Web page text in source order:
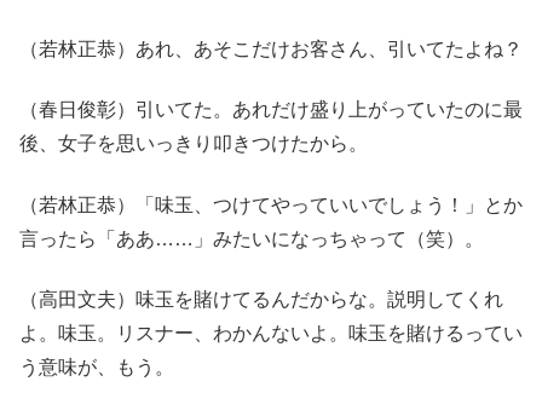
（若林正恭）あれ、あそこだけお客さん、引いてたよね？
（春日俊彰）引いてた。あれだけ盛り上がっていたのに最
後、女子を思いっきり叩きつけたから。
（若林正恭）「味玉、つけてやっていいでしょう！」とか
言ったら「ああ……」みたいになっちゃって（笑）。
（高田文夫）味玉を賭けてるんだからな。説明してくれ
よ。味玉。リスナー、わかんないよ。味玉を賭けるってい
う意味が、もう。